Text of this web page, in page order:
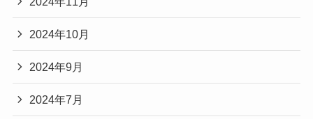
2024年10月
2024年9月
2024年7月